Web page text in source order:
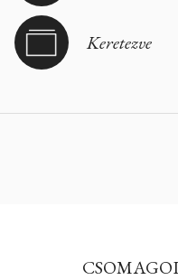
Keretezve